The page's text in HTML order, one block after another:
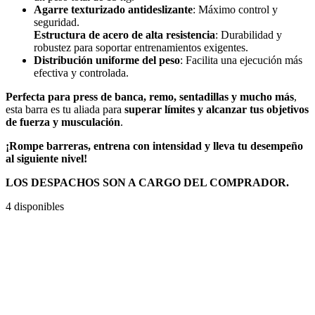
Agarre texturizado antideslizante: Máximo control y
seguridad.
Estructura de acero de alta resistencia: Durabilidad y
robustez para soportar entrenamientos exigentes.
Distribución uniforme del peso: Facilita una ejecución más
efectiva y controlada.
Perfecta para press de banca, remo, sentadillas y mucho más,
esta barra es tu aliada para superar límites y alcanzar tus objetivos
de fuerza y musculación.
¡Rompe barreras, entrena con intensidad y lleva tu desempeño
al siguiente nivel!
LOS DESPACHOS SON A CARGO DEL COMPRADOR.
4 disponibles